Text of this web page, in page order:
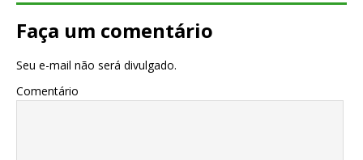
Faça um comentário
Seu e-mail não será divulgado.
Comentário